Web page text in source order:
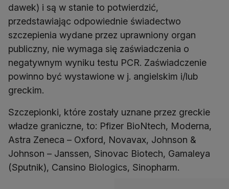
dawek) i są w stanie to potwierdzić,
przedstawiając odpowiednie świadectwo
szczepienia wydane przez uprawniony organ
publiczny, nie wymaga się zaświadczenia o
negatywnym wyniku testu PCR. Zaświadczenie
powinno być wystawione w j. angielskim i/lub
greckim.
Szczepionki, które zostały uznane przez greckie
władze graniczne, to: Pfizer BioNtech, Moderna,
Astra Zeneca – Oxford, Novavax, Johnson &
Johnson – Janssen, Sinovac Biotech, Gamaleya
(Sputnik), Cansino Biologics, Sinopharm.